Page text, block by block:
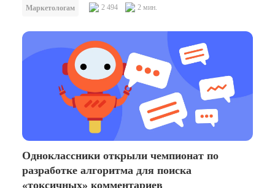
Маркетологам 2 494 2 мин.
Одноклассники открыли чемпионат по
разработке алгоритма для поиска
«токсичных» комментариев